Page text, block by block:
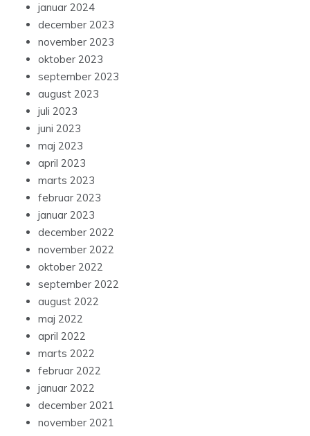
januar 2024
december 2023
november 2023
oktober 2023
september 2023
august 2023
juli 2023
juni 2023
maj 2023
april 2023
marts 2023
februar 2023
januar 2023
december 2022
november 2022
oktober 2022
september 2022
august 2022
maj 2022
april 2022
marts 2022
februar 2022
januar 2022
december 2021
november 2021